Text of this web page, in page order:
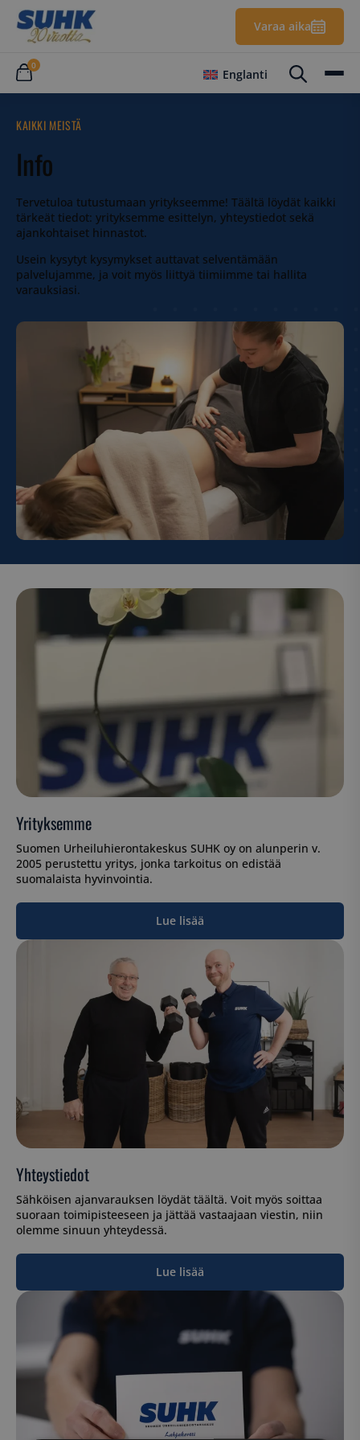
Varaa aika
0
Englanti
KAIKKI MEISTÄ
Info
Tervetuloa tutustumaan yritykseemme! Täältä löydät kaikki
tärkeät tiedot: yrityksemme esittelyn, yhteystiedot sekä
ajankohtaiset hinnastot.
Usein kysytyt kysymykset auttavat selventämään
palvelujamme, ja voit myös liittyä tiimiimme tai hallita
varauksiasi.
Yrityksemme
Suomen Urheiluhierontakeskus SUHK oy on alunperin v.
2005 perustettu yritys, jonka tarkoitus on edistää
suomalaista hyvinvointia.
Lue lisää
Yhteystiedot
Sähköisen ajanvarauksen löydät täältä. Voit myös soittaa
suoraan toimipisteeseen ja jättää vastaajaan viestin, niin
olemme sinuun yhteydessä.
Lue lisää